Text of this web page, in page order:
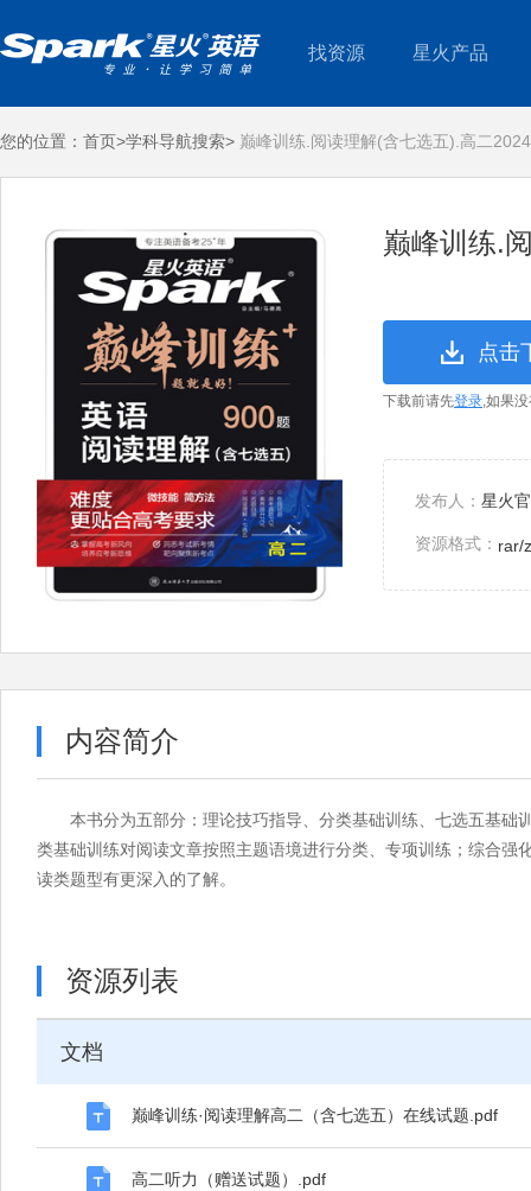
找资源 星火产品
您的位置： 首页>学科导航搜索> 巅峰训练.阅读理解(含七选五).高二
巅峰训练.
点击
下载前请先登录,如果
发布人： 星火
资源格式： rar/
内容简介
本书分为五部分：理论技巧指导、分类基础训练、七选五基
类基础训练对阅读文章按照主题语境进行分类、专项训练；综合
读类题型有更深入的了解。
资源列表
文档
巅峰训练·阅读理解高二（含七选五）在线试题.pdf
高二听力（赠送试题）.pdf